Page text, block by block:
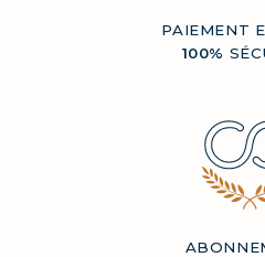
PAIEMENT
100%